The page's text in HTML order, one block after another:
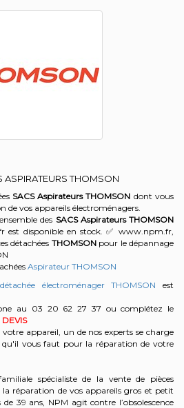
ASPIRATEURS THOMSON
SACS Aspirateurs THOMSON dont vous
de vos appareils électroménagers.
des SACS Aspirateurs THOMSON
est disponible en stock. ✅ www.npm.fr,
détachées THOMSONpour le dépannage
Aspirateur THOMSON
électroménager THOMSON est
au 03 20 62 27 37 ou complétez le
appareil, un de nos experts se charge
qu'il vous faut pour la réparation de votre
spécialiste de la vente de pièces
la réparation de vos appareils gros et petit
39 ans, NPM agit contre l’obsolescence